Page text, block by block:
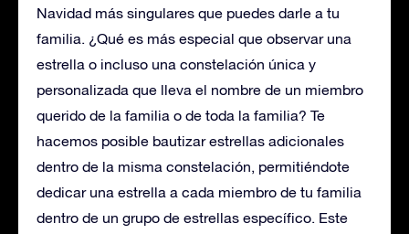
Navidad más singulares que puedes darle a tu
familia. ¿Qué es más especial que observar una
estrella o incluso una constelación única y
personalizada que lleva el nombre de un miembro
querido de la familia o de toda la familia? Te
hacemos posible bautizar estrellas adicionales
dentro de la misma constelación, permitiéndote
dedicar una estrella a cada miembro de tu familia
dentro de un grupo de estrellas específico. Este